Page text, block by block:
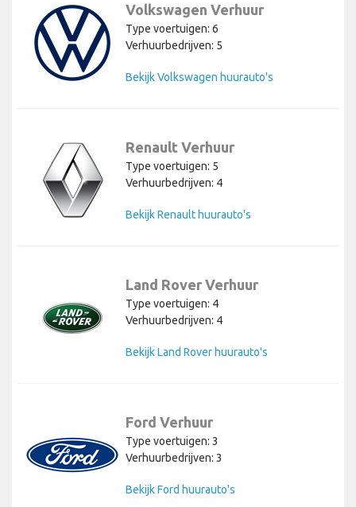
Volkswagen Verhuur
Type voertuigen: 6
Verhuurbedrijven: 5
Bekijk Volkswagen huurauto's
Renault Verhuur
Type voertuigen: 5
Verhuurbedrijven: 4
Bekijk Renault huurauto's
Land Rover Verhuur
Type voertuigen: 4
Verhuurbedrijven: 4
Bekijk Land Rover huurauto's
Ford Verhuur
Type voertuigen: 3
Verhuurbedrijven: 3
Bekijk Ford huurauto's